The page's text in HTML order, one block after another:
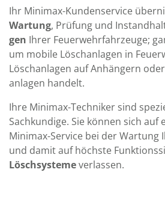
Ihr Minimax-Kunden­service
War­tung, Prü­fung und
gen Ihrer Feuer­wehr­fahr­zeuge;
um mobile Lösch­anlagen in
Lösch­anlagen auf An­hängern
anlagen handelt.
Ihre Minimax-Techniker sind
Sach­kundige. Sie können sich auf
Minimax-Service bei der Wartung
und da­mit auf höchste
Löschsystemeverlassen.